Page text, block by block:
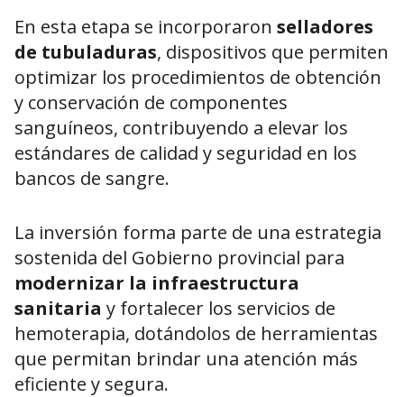
En esta etapa se incorporaron selladores
de tubuladuras, dispositivos que permiten
optimizar los procedimientos de obtención
y conservación de componentes
sanguíneos, contribuyendo a elevar los
estándares de calidad y seguridad en los
bancos de sangre.
La inversión forma parte de una estrategia
sostenida del Gobierno provincial para
modernizar la infraestructura
sanitaria y fortalecer los servicios de
hemoterapia, dotándolos de herramientas
que permitan brindar una atención más
eficiente y segura.